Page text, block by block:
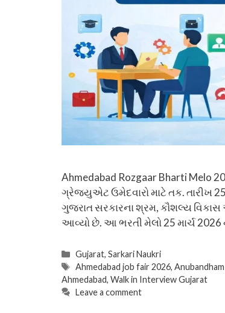
Ahmedabad Rozgaar Bharti Melo
ગ્રેજ્યુએટ ઉમેદવારો માટે તક. તારીખ
ગુજરાત સરકારના શ્રમ, કૌશલ્ય વિકાસ
આવ્યો છે. આ ભરતી મેલો 25 માર્ચ 2026
Categories
Gujarat,Sarkari Naukri
Tags
Ahmedabad job fair 2026,
Ahmedabad, Walk in Interview Gujarat
Leave a comment